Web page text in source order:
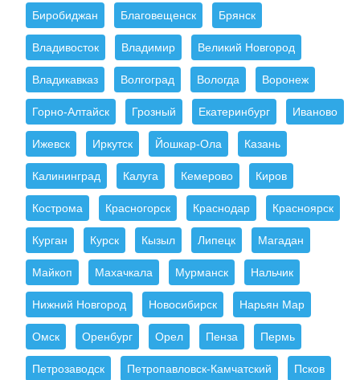
Биробиджан Благовещенск Брянск
Владивосток Владимир Великий Новгород
Владикавказ Волгоград Вологда Воронеж
Горно-Алтайск Грозный Екатеринбург Иваново
Ижевск Иркутск Йошкар-Ола Казань
Калининград Калуга Кемерово Киров
Кострома Красногорск Краснодар Красноярск
Курган Курск Кызыл Липецк Магадан
Майкоп Махачкала Мурманск Нальчик
Нижний Новгород Новосибирск Нарьян Мар
Омск Оренбург Орел Пенза Пермь
Петрозаводск Петропавловск-Камчатский Псков